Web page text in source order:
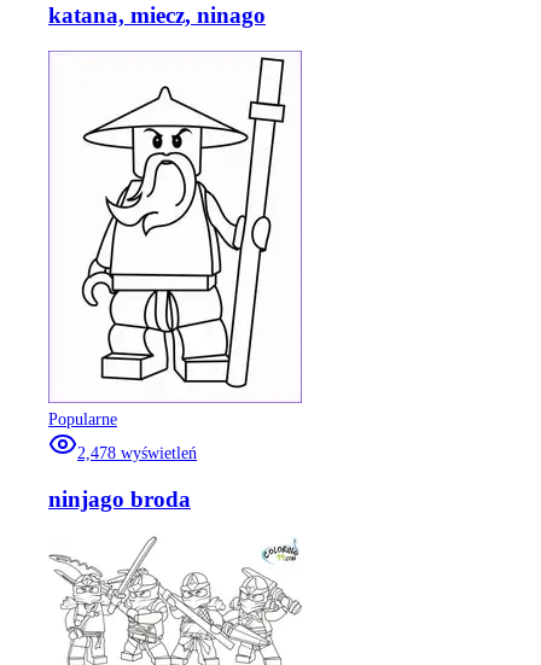
katana, miecz, ninago
Popularne
2,478 wyświetleń
ninjago broda